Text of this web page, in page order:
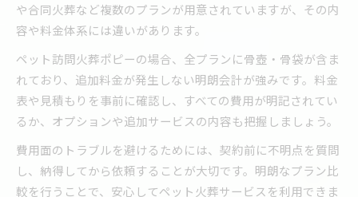
や合同火葬など複数のプランが用意されていますが、その内
容や料金体系には違いがあります。
ペット訪問火葬ポピーの場合、全プランに骨壺・骨袋が含ま
れており、追加料金が発生しない明朗会計が強みです。料金
表や見積もりを事前に確認し、すべての費用が明記されてい
るか、オプションや追加サービスの内容も把握しましょう。
費用面のトラブルを避けるためには、契約前に不明点を質問
し、納得してから依頼することが大切です。明朗なプラン比
較を行うことで、安心してペット火葬サービスを利用できま